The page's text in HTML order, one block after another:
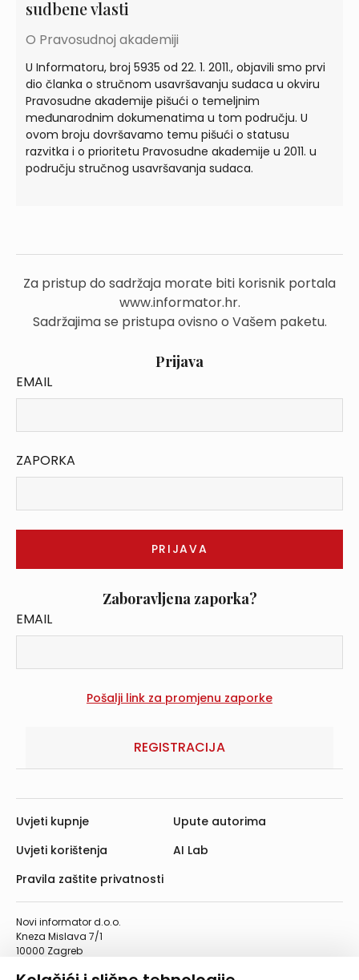
sudbene vlasti
O Pravosudnoj akademiji
U Informatoru, broj 5935 od 22. 1. 2011., objavili smo prvi
dio članka o stručnom usavršavanju sudaca u okviru
Pravosudne akademije pišući o temeljnim
međunarodnim dokumenatima u tom području. U
ovom broju dovršavamo temu pišući o statusu
razvitka i o prioritetu Pravosudne akademije u 2011. u
području stručnog usavršavanja sudaca.
Za pristup do sadržaja morate biti korisnik portala
www.informator.hr.
Sadržajima se pristupa ovisno o Vašem paketu.
Prijava
EMAIL
ZAPORKA
Zaboravljena zaporka?
EMAIL
REGISTRACIJA
Novi informator d.o.o.
Kneza Mislava 7/1
10000 Zagreb
Uvjeti kupnje
Uvjeti korištenja
Pravila zaštite privatnosti
Upute autorima
AI Lab